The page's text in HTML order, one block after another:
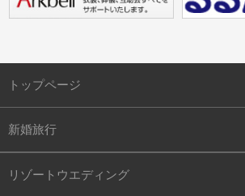
トップページ
新婚旅行
リゾートウエディング